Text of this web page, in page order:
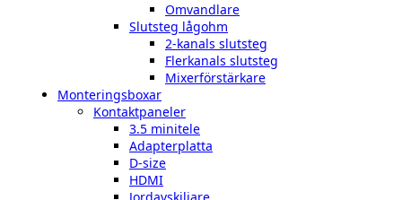
Omvandlare
Slutsteg lågohm
2-kanals slutsteg
Flerkanals slutsteg
Mixerförstärkare
Monteringsboxar
Kontaktpaneler
3.5 minitele
Adapterplatta
D-size
HDMI